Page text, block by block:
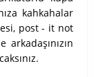
kahkahalar
post - it not